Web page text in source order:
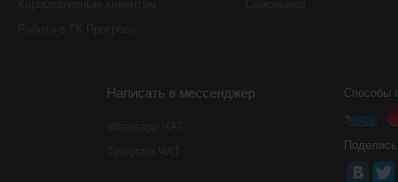
Написать в мессенджер Способы